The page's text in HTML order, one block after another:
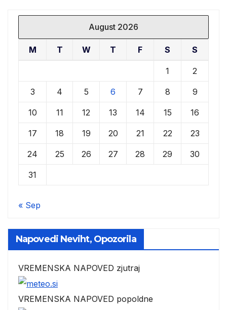
August 2026
M T W T F S S
1 2
3 4 5 6 7 8 9
10 11 12 13 14 15 16
17 18 19 20 21 22 23
24 25 26 27 28 29 30
31
« Sep
Napovedi Neviht, Opozorila
VREMENSKA NAPOVED zjutraj
VREMENSKA NAPOVED popoldne